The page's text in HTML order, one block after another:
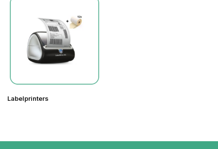
Labelprinters